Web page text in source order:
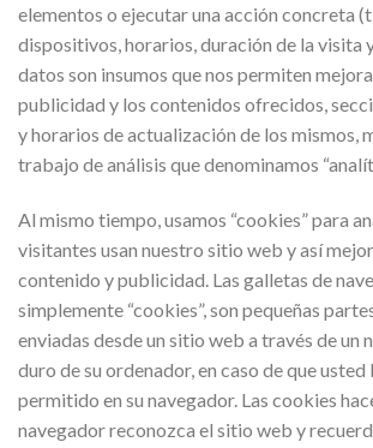
elementos o ejecutar una acción concreta
dispositivos, horarios, duración de la visita
datos son insumos que nos permiten
publicidad y los contenidos ofrecidos,
y horarios de actualización de los mismos,
trabajo de análisis que denominamos
Al mismo tiempo, usamos “cookies” para
visitantes usan nuestro sitio web y así
contenido y publicidad. Las galletas de
simplemente “cookies”, son pequeñas
enviadas desde un sitio web a través de un
duro de su ordenador, en caso de que usted
permitido en su navegador. Las cookies
navegador reconozca el sitio web y